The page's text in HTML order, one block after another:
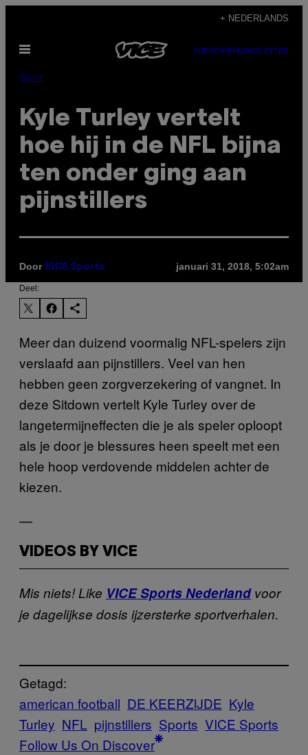
de
inhoud
+ NEDERLANDS
Open
SUBSCRIBENEWSLETTER
Sport
Kyle Turley vertelt
hoe hij in de NFL bijna
ten onder ging aan
pijnstillers
Door VICE Sports januari 31, 2018, 5:02am
Deel:
Meer dan duizend voormalig NFL-spelers zijn
verslaafd aan pijnstillers. Veel van hen
hebben geen zorgverzekering of vangnet. In
deze Sitdown vertelt Kyle Turley over de
langetermijneffecten die je als speler oploopt
als je door je blessures heen speelt met een
hele hoop verdovende middelen achter de
kiezen.
—
VIDEOS BY VICE
Mis niets! Like VICE Sports Nederlandvoor
je dagelijkse dosis ijzersterke sportverhalen.
Getagd:
american football DE KEERZIJDE Kyle
Turley NFL pijnstillers Sports VICE Sports
Follow Us On Discover